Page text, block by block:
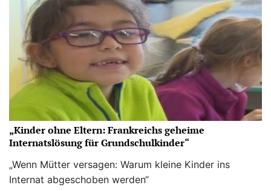
„Kinder ohne Eltern: Frankreichs geheime
Internatslösung für Grundschulkinder“
„Wenn Mütter versagen: Warum kleine Kinder ins
Internat abgeschoben werden“